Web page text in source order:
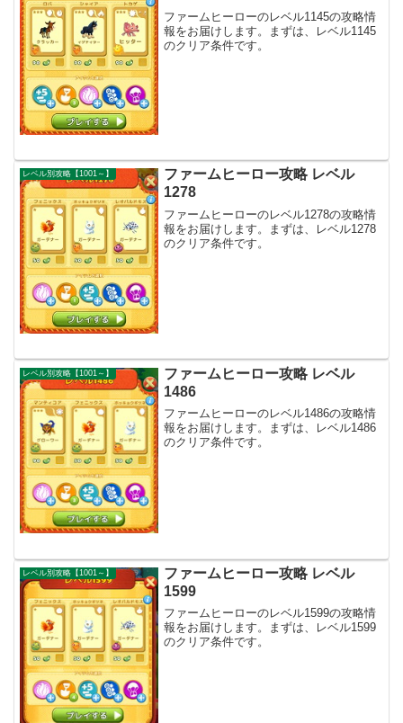
ファームヒーローのレベル1145の攻略情
報をお届けします。まずは、レベル1145
のクリア条件です。
レベル別攻略【1001～】
ファームヒーロー攻略 レベル
1278
ファームヒーローのレベル1278の攻略情
報をお届けします。まずは、レベル1278
のクリア条件です。
レベル別攻略【1001～】
ファームヒーロー攻略 レベル
1486
ファームヒーローのレベル1486の攻略情
報をお届けします。まずは、レベル1486
のクリア条件です。
レベル別攻略【1001～】
ファームヒーロー攻略 レベル
1599
ファームヒーローのレベル1599の攻略情
報をお届けします。まずは、レベル1599
のクリア条件です。